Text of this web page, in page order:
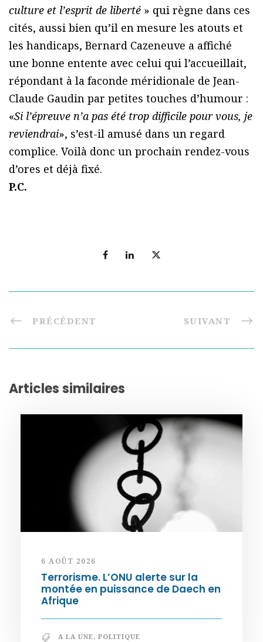
culture et l’esprit de liberté » qui règne dans ces
cités, aussi bien qu’il en mesure les atouts et
les handicaps, Bernard Cazeneuve a affiché
une bonne entente avec celui qui l’accueillait,
répondant à la faconde méridionale de Jean-
Claude Gaudin par petites touches d’humour :
«Si l’épreuve n’a pas été trop difficile pour vous, je
reviendrai», s’est-il amusé dans un regard
complice. Voilà donc un prochain rendez-vous
d’ores et déjà fixé.
P.C.
PRÉCÉDENT SUIVANT
Articles similaires
6 AOÛT 2026
Terrorisme. L’ONU alerte sur la
montée en puissance de Daech en
Afrique
A LA UNE, POLITIQUE